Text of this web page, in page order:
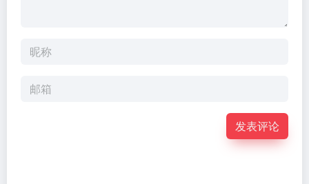
发表评论